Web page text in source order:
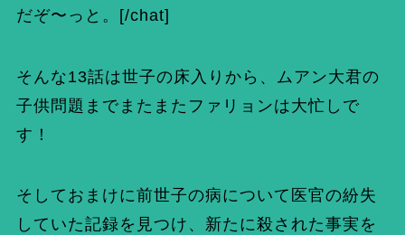
だぞ〜っと。[/chat]
そんな13話は世子の床入りから、ムアン大君の
子供問題までまたまたファリョンは大忙しで
す！
そしておまけに前世子の病について医官の紛失
していた記録を見つけ、新たに殺された事実を